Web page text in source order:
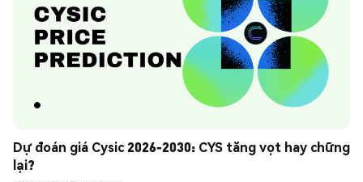
Dự đoán giá Cysic 2026-2030: CYS tăng vọt hay chững
lại?